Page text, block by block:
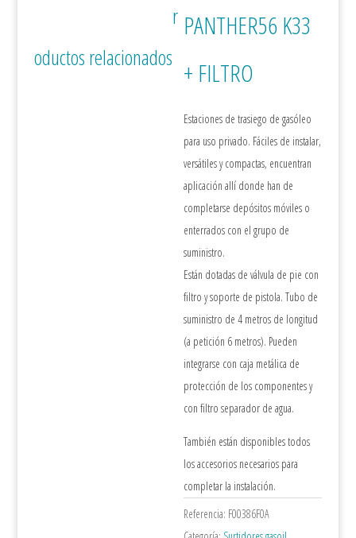
PANTHER56 K33
+ FILTRO
Estaciones de trasiego de gasóleo
para uso privado. Fáciles de instalar,
versátiles y compactas, encuentran
aplicación allí donde han de
completarse depósitos móviles o
enterrados con el grupo de
suministro.
Están dotadas de válvula de pie con
filtro y soporte de pistola. Tubo de
suministro de 4 metros de longitud
(a petición 6 metros). Pueden
integrarse con caja metálica de
protección de los componentes y
con filtro separador de agua.
También están disponibles todos
los accesorios necesarios para
completar la instalación.
Referencia: F00386F0A
r
oductos relacionados